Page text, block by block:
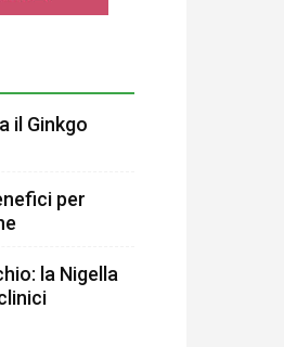
il Ginkgo
per
la Nigella